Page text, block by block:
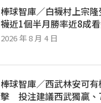
棒球智庫／白襪村上宗
襪近1個半月勝率近8成
2026 年 8 月 4 日
棒球智庫／西武林安可
擊 投注建議西武獨贏、